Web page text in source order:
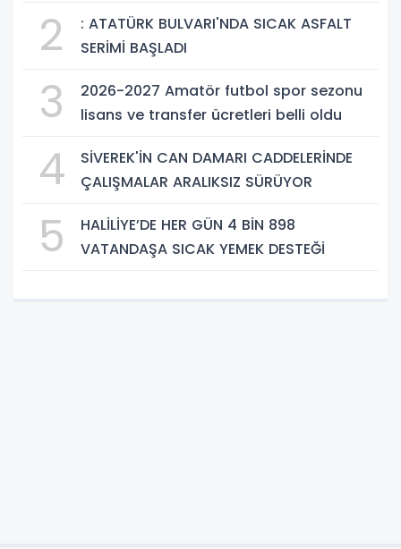
2
: ATATÜRK BULVARI'NDA SICAK ASFALT
SERİMİ BAŞLADI
3
2026-2027 Amatör futbol spor sezonu
lisans ve transfer ücretleri belli oldu
4
SİVEREK'İN CAN DAMARI CADDELERİNDE
ÇALIŞMALAR ARALIKSIZ SÜRÜYOR
5
HALİLİYE’DE HER GÜN 4 BİN 898
VATANDAŞA SICAK YEMEK DESTEĞİ